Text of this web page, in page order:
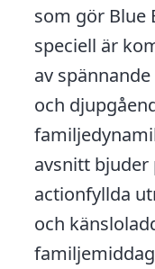
som gör Blue
speciell är
av
och
avsnitt bjuder
actionfyllda
och